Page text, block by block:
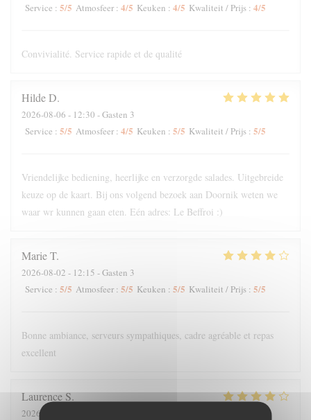
Service : 5/5 Atmosfeer : 4/5 Keuken : 4/5 Kwaliteit / Prijs : 4/5
Convivialité. Service rapide et de qualité
HildeD
2026-08-06 - 12:30 - Gasten 3
Service : 5/5 Atmosfeer : 4/5 Keuken : 5/5 Kwaliteit / Prijs : 5/5
Vriendelijke bediening, heerlijke en verzorgde salades. Uitgebreide
keuze op de kaart. Bij ons volgend bezoek aan Doornik weten we
waar wr kunnen gaan eten. Eén adres: Le Beffroi :)
MarieT
2026-08-02 - 12:15 - Gasten 3
Service : 5/5 Atmosfeer : 5/5 Keuken : 5/5 Kwaliteit / Prijs : 5/5
Bonne ambiance, serveurs sympathiques, cadre agréable et repas
excellent
LaurenceS
2026-07-31